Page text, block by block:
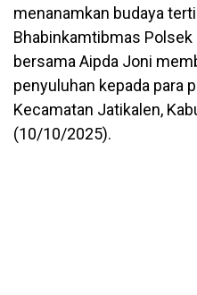
menanamkan budaya
Bhabinkamtibmas
bersama Aipda Joni
penyuluhan kepada para
Kecamatan Jatikalen,
(10/10/2025).